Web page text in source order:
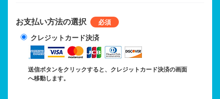
お支払い方法の選択
クレジットカード決済
送信ボタンをクリックすると、クレジットカード決済の画面
へ移動します。